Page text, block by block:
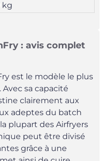
kg
: avis complet
est le modèle le plus
sa capacité
clairement aux
adeptes du batch
plupart des Airfryers
peut être divisé
grâce à une